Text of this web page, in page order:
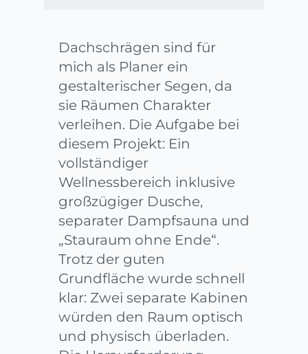
Dachschrägen sind für
mich als Planer ein
gestalterischer Segen, da
sie Räumen Charakter
verleihen. Die Aufgabe bei
diesem Projekt: Ein
vollständiger
Wellnessbereich inklusive
großzügiger Dusche,
separater Dampfsauna und
„Stauraum ohne Ende“.
Trotz der guten
Grundfläche wurde schnell
klar: Zwei separate Kabinen
würden den Raum optisch
und physisch überladen.